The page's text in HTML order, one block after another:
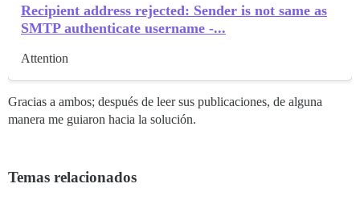
Recipient address rejected: Sender is not same as
SMTP authenticate username -...
Attention
Gracias a ambos; después de leer sus publicaciones, de alguna
manera me guiaron hacia la solución.
Temas relacionados